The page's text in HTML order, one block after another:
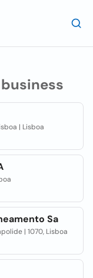
business
| Lisboa
Sa
| 1070, Lisboa